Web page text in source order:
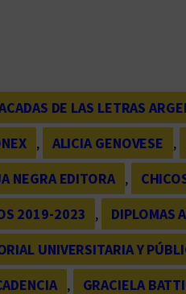
DE LAS LETRAS
, ALICIA GENOVESE ,
NEGRA EDITORA ,
2019-2023 , DIPLOMAS
UNIVERSITARIA Y
, GRACIELA